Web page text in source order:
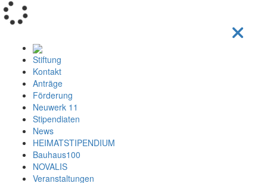
Stiftung
Kontakt
Anträge
Förderung
Neuwerk 11
Stipendiaten
News
HEIMATSTIPENDIUM
Bauhaus100
NOVALIS
Veranstaltungen